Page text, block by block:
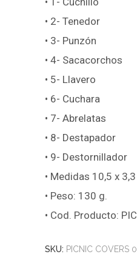
• 2- Tenedor
• 3- Punzón
• 4- Sacacorchos
• 5- Llavero
• 6- Cuchara
• 7- Abrelatas
• 8- Destapador
• 9- Destornillador
• Medidas 10,5 x
• Peso: 130 g.
• Cod. Producto:
SKU: PICNIC COVERS